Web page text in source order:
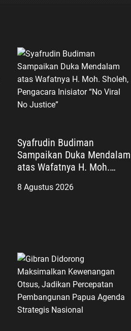
Syafrudin Budiman
Sampaikan Duka Mendalam
atas Wafatnya H. Moh.
“No Viral No Justice”
8 Agustus 2026